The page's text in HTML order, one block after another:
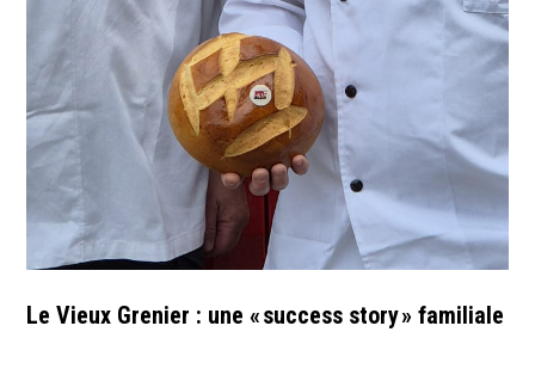
Le Vieux Grenier : une « success story » familiale